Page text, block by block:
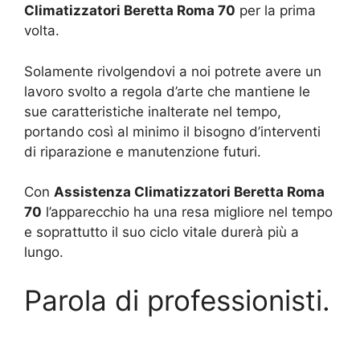
Climatizzatori Beretta Roma 70 per la prima
volta.
Solamente rivolgendovi a noi potrete avere un
lavoro svolto a regola d’arte che mantiene le
sue caratteristiche inalterate nel tempo,
portando così al minimo il bisogno d’interventi
di riparazione e manutenzione futuri.
Con Assistenza Climatizzatori Beretta Roma
70 l’apparecchio ha una resa migliore nel tempo
e soprattutto il suo ciclo vitale durerà più a
lungo.
Parola di professionisti.